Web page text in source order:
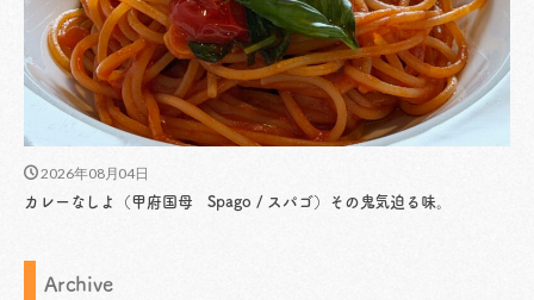
2026年08月04日
カレーなしよ（甲府国母 Spago / スパゴ）その鬼気迫る味。
Archive